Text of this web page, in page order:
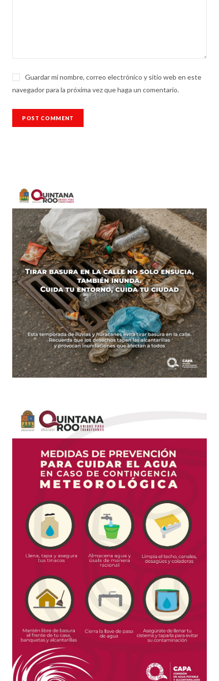
Guardar mi nombre, correo electrónico y sitio web en este
navegador para la próxima vez que haga un comentario.